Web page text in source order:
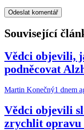
Související
Vědci objevili,
podněcovat
Martin Konečný1 dnem
Vědci objevili
zrychlit opravu